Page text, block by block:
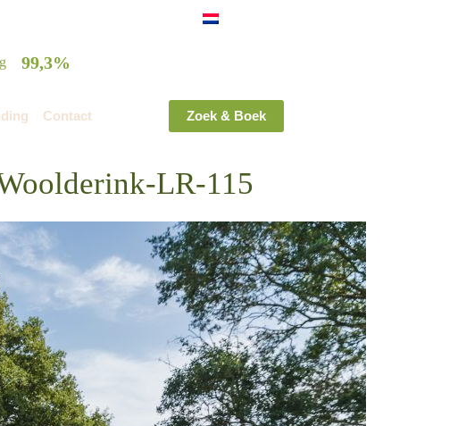
99,3%
Contact Zoek & Boek
LR-115